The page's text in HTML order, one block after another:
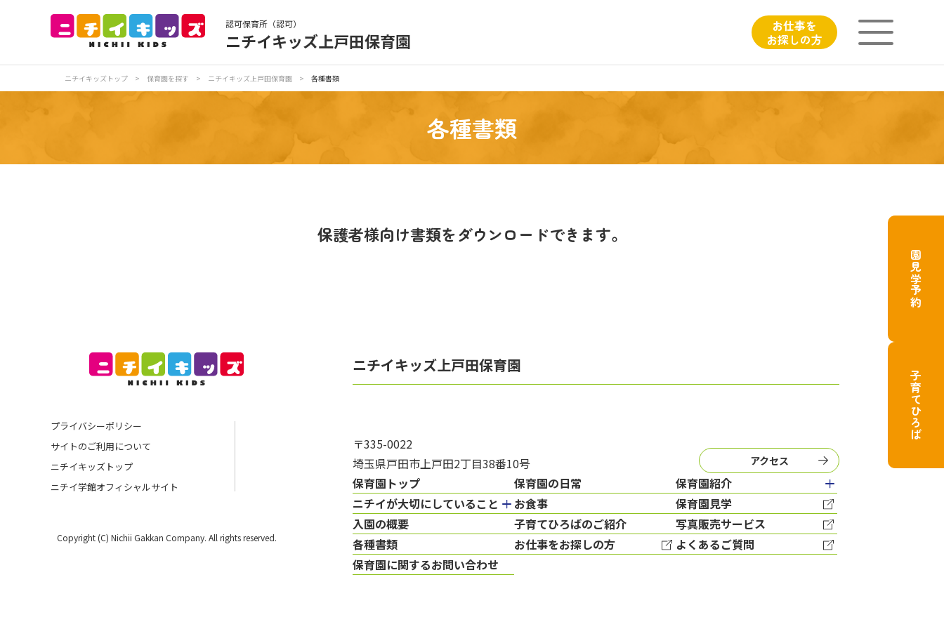
認可保育所（認可）
ニチイキッズ上戸田保育園
お仕事を
お探しの方
写真販売サービス お仕事をお探しの方 よくあるご質問
ニチイキッズトップ > 保育園を探す > ニチイキッズ上戸田保育園 > 各種書類
各種書類
保護者様向け書類をダウンロードできます。
園見学予約
子育てひろば
プライバシーポリシー
サイトのご利用について
ニチイキッズトップ
ニチイ学館オフィシャルサイト
Copyright (C) Nichii Gakkan Company. All rights reserved.
ニチイキッズ上戸田保育園
〒335-0022
埼玉県戸田市上戸田2丁目38番10号
アクセス
保育園トップ 保育園の日常
保育園紹介
ニチイが大切にしていること
お食事
保育園見学
入園の概要
子育てひろばのご紹介
写真販売サービス
各種書類
お仕事をお探しの方
よくあるご質問
保育園に関するお問い合わせ